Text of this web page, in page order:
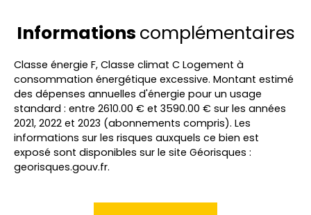
Informations complémentaires
Classe énergie F, Classe climat C Logement à
consommation énergétique excessive. Montant estimé
des dépenses annuelles d'énergie pour un usage
standard : entre 2610.00 € et 3590.00 € sur les années
2021, 2022 et 2023 (abonnements compris). Les
informations sur les risques auxquels ce bien est
exposé sont disponibles sur le site Géorisques :
georisques.gouv.fr.